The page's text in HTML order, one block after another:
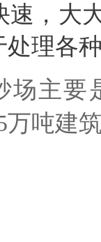
速，大
理各
主要
吨建